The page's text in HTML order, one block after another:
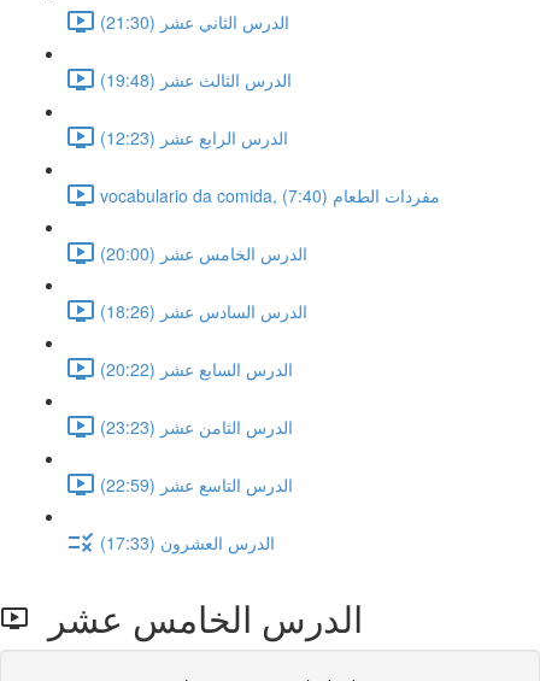
الدرس الثاني عشر (21:30)
الدرس الثالث عشر (19:48)
الدرس الرابع عشر (12:23)
vocabulario da comida, مفردات الطعام (7:40)
الدرس الخامس عشر (20:00)
الدرس السادس عشر (18:26)
الدرس السابع عشر (20:22)
الدرس الثامن عشر (23:23)
الدرس التاسع عشر (22:59)
الدرس العشرون (17:33)
الدرس الخامس عشر